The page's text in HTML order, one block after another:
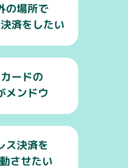
の場所で
済をしたい
ードの
メンドウ
ス決済を
させたい